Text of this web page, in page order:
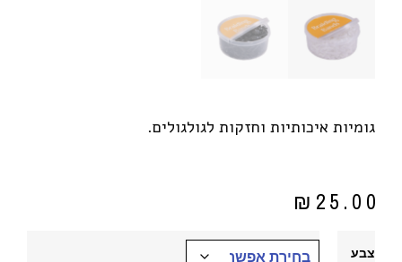
גומיות איכותיות וחזקות לגולגולים.
₪ 25.00
צבע